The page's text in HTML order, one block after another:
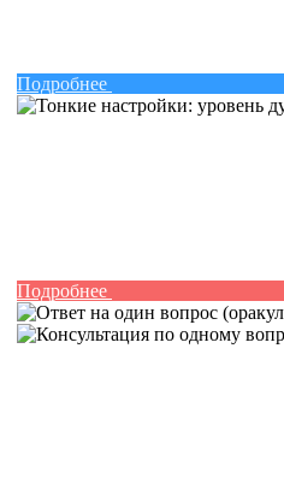
Подробнее
Подробнее